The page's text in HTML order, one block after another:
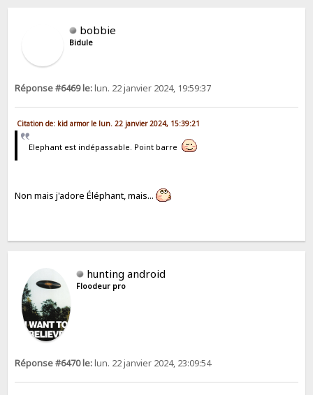
bobbie
Bidule
Réponse #6469 le:lun. 22 janvier 2024, 19:59:37
Citation de: kid armor le lun. 22 janvier 2024, 15:39:21
Elephant est indépassable. Point barre
Non mais j'adore Éléphant, mais...
hunting android
Floodeur pro
Réponse #6470 le:lun. 22 janvier 2024, 23:09:54